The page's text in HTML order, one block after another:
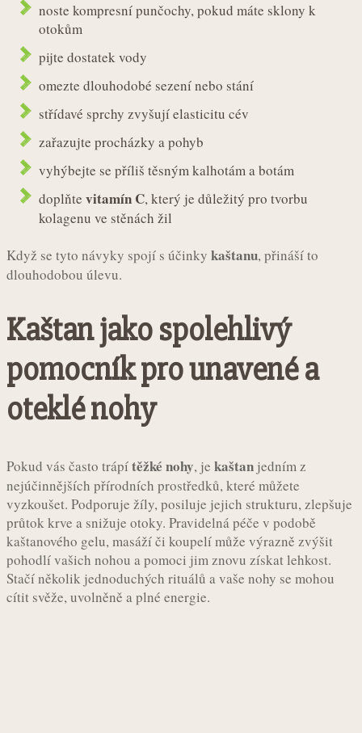
noste kompresní punčochy, pokud máte sklony k
otokům
pijte dostatek vody
omezte dlouhodobé sezení nebo stání
střídavé sprchy zvyšují elasticitu cév
zařazujte procházky a pohyb
vyhýbejte se příliš těsným kalhotám a botám
doplňte vitamín C, který je důležitý pro tvorbu
kolagenu ve stěnách žil
Když se tyto návyky spojí s účinky kaštanu, přináší to
dlouhodobou úlevu.
Kaštan jako spolehlivý
pomocník pro unavené a
oteklé nohy
Pokud vás často trápítěžké nohy, je kaštan jedním z
nejúčinnějších přírodních prostředků, které můžete
vyzkoušet. Podporuje žíly, posiluje jejich strukturu, zlepšuje
průtok krve a snižuje otoky. Pravidelná péče v podobě
kaštanového gelu, masáží či koupelí může výrazně zvýšit
pohodlí vašich nohou a pomoci jim znovu získat lehkost.
Stačí několik jednoduchých rituálů a vaše nohy se mohou
cítit svěže, uvolněně a plné energie.